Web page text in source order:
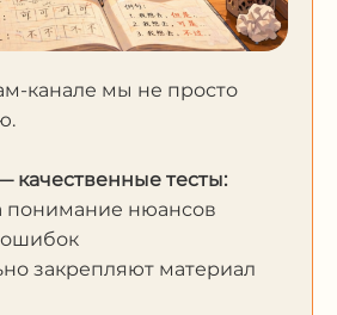
канале мы не просто
качественные тесты:
понимание нюансов
закрепляют материал